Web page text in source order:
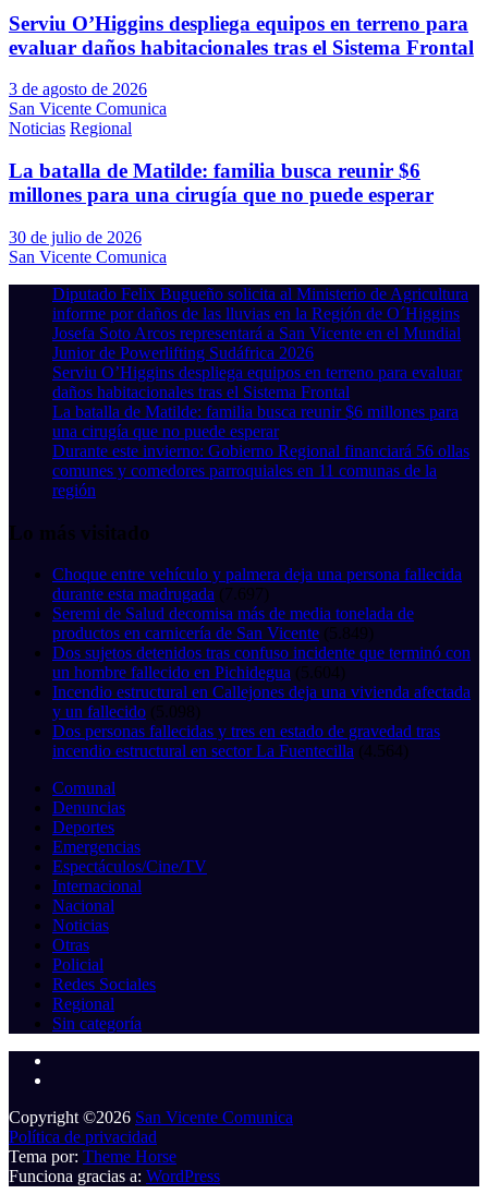
Serviu O’Higgins despliega equipos en terreno para
evaluar daños habitacionales tras el Sistema Frontal
3 de agosto de 2026
San Vicente Comunica
Noticias Regional
La batalla de Matilde: familia busca reunir $6
millones para una cirugía que no puede esperar
30 de julio de 2026
San Vicente Comunica
Diputado Felix Bugueño solicita al Ministerio de Agricultura
informe por daños de las lluvias en la Región de O´Higgins
Josefa Soto Arcos representará a San Vicente en el Mundial
Junior de Powerlifting Sudáfrica 2026
Serviu O’Higgins despliega equipos en terreno para evaluar
daños habitacionales tras el Sistema Frontal
La batalla de Matilde: familia busca reunir $6 millones para
una cirugía que no puede esperar
Durante este invierno: Gobierno Regional financiará 56 ollas
comunes y comedores parroquiales en 11 comunas de la
región
Lo más visitado
Choque entre vehículo y palmera deja una persona fallecida
durante esta madrugada (7.697)
Seremi de Salud decomisa más de media tonelada de
productos en carnicería de San Vicente (5.849)
Dos sujetos detenidos tras confuso incidente que terminó con
un hombre fallecido en Pichidegua (5.604)
Incendio estructural en Callejones deja una vivienda afectada
y un fallecido (5.098)
Dos personas fallecidas y tres en estado de gravedad tras
incendio estructural en sector La Fuentecilla (4.564)
Comunal
Denuncias
Deportes
Emergencias
Espectáculos/Cine/TV
Internacional
Nacional
Noticias
Otras
Policial
Redes Sociales
Regional
Sin categoría
Copyright ©2026 San Vicente Comunica
Política de privacidad
Tema por: Theme Horse
Funciona gracias a: WordPress